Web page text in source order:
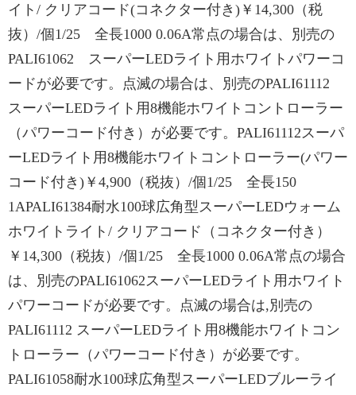
イト/ クリアコード(コネクター付き)￥14,300（税
抜）/個1/25 全長1000 0.06A常点の場合は、別売の
PALI61062 スーパーLEDライト用ホワイトパワーコ
ードが必要です。点滅の場合は、別売のPALI61112
スーパーLEDライト用8機能ホワイトコントローラー
（パワーコード付き）が必要です。PALI61112スーパ
ーLEDライト用8機能ホワイトコントローラー(パワー
コード付き)￥4,900（税抜）/個1/25 全長150
1APALI61384耐水100球広角型スーパーLEDウォーム
ホワイトライト/ クリアコード（コネクター付き）
￥14,300（税抜）/個1/25 全長1000 0.06A常点の場合
は、別売のPALI61062スーパーLEDライト用ホワイト
パワーコードが必要です。点滅の場合は,別売の
PALI61112 スーパーLEDライト用8機能ホワイトコン
トローラー（パワーコード付き）が必要です。
PALI61058耐水100球広角型スーパーLEDブルーライ